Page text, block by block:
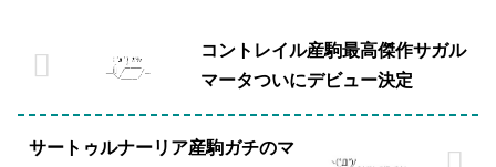
コントレイル産駒最高傑作サガル
マータついにデビュー決定
サートゥルナーリア産駒ガチのマ